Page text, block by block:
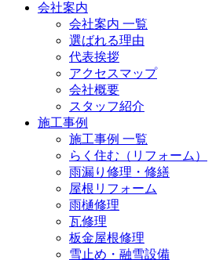
会社案内
会社案内 一覧
選ばれる理由
代表挨拶
アクセスマップ
会社概要
スタッフ紹介
施工事例
施工事例 一覧
らく住む（リフォーム）
雨漏り修理・修繕
屋根リフォーム
雨樋修理
瓦修理
板金屋根修理
雪止め・融雪設備